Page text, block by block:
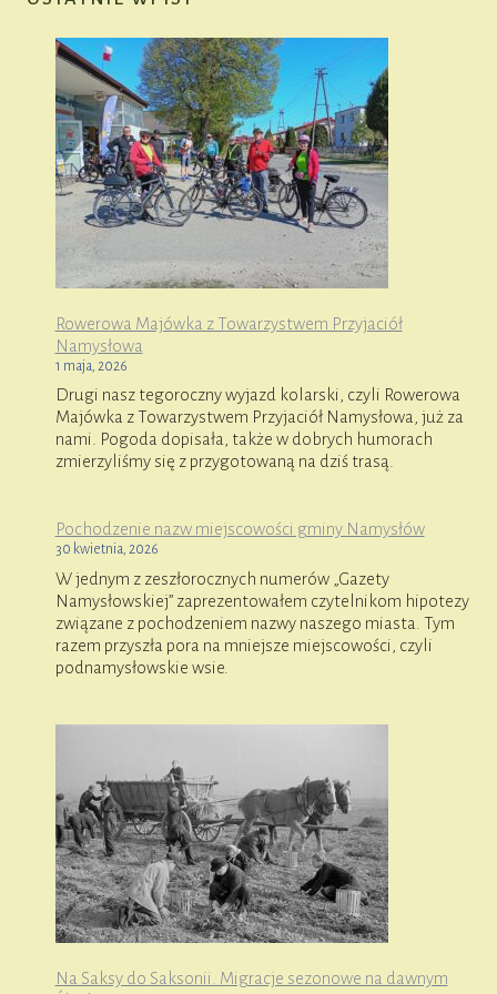
Rowerowa Majówka z Towarzystwem Przyjaciół
Namysłowa
1 maja, 2026
Drugi nasz tegoroczny wyjazd kolarski, czyli Rowerowa
Majówka z Towarzystwem Przyjaciół Namysłowa, już za
nami. Pogoda dopisała, także w dobrych humorach
zmierzyliśmy się z przygotowaną na dziś trasą.
Pochodzenie nazw miejscowości gminy Namysłów
30 kwietnia, 2026
W jednym z zeszłorocznych numerów „Gazety
Namysłowskiej” zaprezentowałem czytelnikom hipotezy
związane z pochodzeniem nazwy naszego miasta. Tym
razem przyszła pora na mniejsze miejscowości, czyli
podnamysłowskie wsie.
Na Saksy do Saksonii. Migracje sezonowe na dawnym